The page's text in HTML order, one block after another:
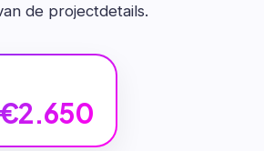
de projectdetails.